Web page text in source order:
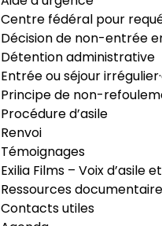
Centre fédéral pour
Décision de non-entrée
Détention administrative
Entrée ou séjour
Principe de non-
Procédure d’asile
Renvoi
Témoignages
Exilia Films – Voix d’asile
Ressources
Contacts utiles